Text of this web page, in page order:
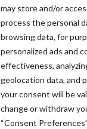
may store and/or
process the personal
browsing data, for
personalized ads and
effectiveness,
geolocation data, and
your consent will be
change or withdraw
“Consent